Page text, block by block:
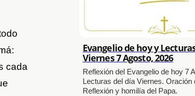
cada
Evangelio de hoy y
Viernes 7 Agosto, 2026
Reflexión del Evangelio de hoy 7
Lecturas del día Viernes. Oración
Reflexión y homilía del Papa.